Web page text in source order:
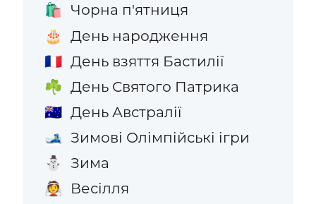
🛍️ Чорна п'ятниця
🎂 День народження
🇫🇷 День взяття Бастилії
☘️ День Святого Патрика
🇦🇺 День Австралії
🎿 Зимові Олімпійські ігри
⛄ Зима
👰 Весілля